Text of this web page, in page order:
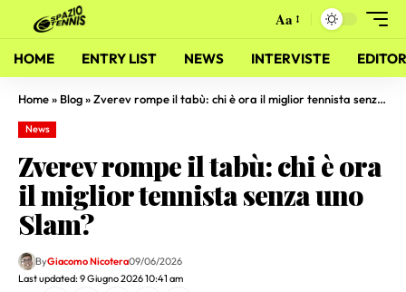
Aa
HOME ENTRY LIST NEWS INTERVISTE
Home» Blog»Zverev rompe il tabù: chi è ora il miglior tennista senza uno Slam?
News
Zverev rompe il tabù: chi è ora
il miglior tennista senza uno
Slam?
Last updated: 9 Giugno 2026 10:41 am
ByGiacomo Nicotera09/06/2026